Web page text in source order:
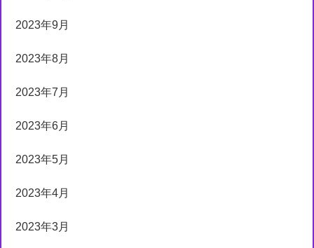
2023年9月
2023年8月
2023年7月
2023年6月
2023年5月
2023年4月
2023年3月